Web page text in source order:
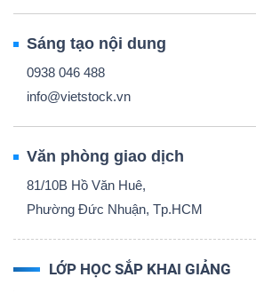
Sáng tạo nội dung
0938 046 488
info@vietstock.vn
Văn phòng giao dịch
81/10B Hồ Văn Huê,
Phường Đức Nhuận, Tp.HCM
LỚP HỌC SẮP KHAI GIẢNG